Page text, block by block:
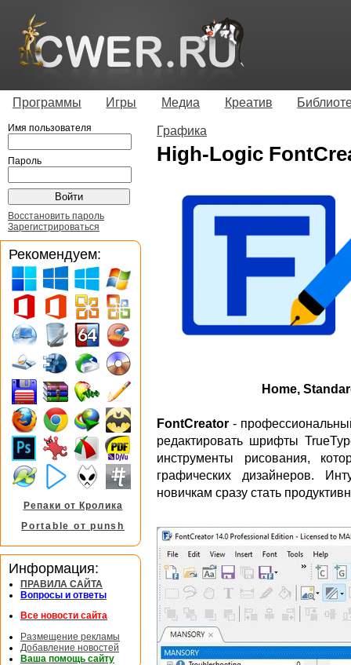
Программы Игры Медиа Креатив
Графика
High-Logic
Home,
FontCreator -
редактировать шрифты
инструменты рисования,
графических дизайнеров.
новичкам сразу стать
Имя пользователя
Пароль
Восстановить пароль
Зарегистрироваться
Рекомендуем:
Репаки от Кролика
Portable от punsh
Информация:
ПРАВИЛА САЙТА
Вопросы и ответы
Все новости сайта
Размещение рекламы
Добавление новостей
Ваша помощь сайту